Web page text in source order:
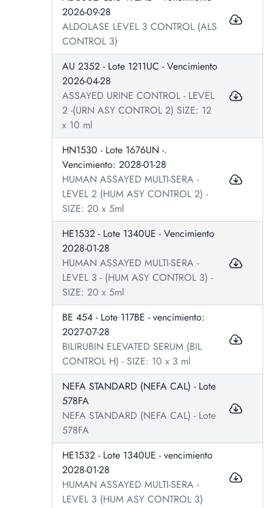
2026-09-28
ALDOLASE LEVEL 3 CONTROL (ALS
CONTROL 3)
AU 2352 - Lote 1211UC - Vencimiento
2026-04-28
ASSAYED URINE CONTROL - LEVEL
2 -(URN ASY CONTROL 2) SIZE: 12
x 10 ml
HN1530 - Lote 1676UN -.
Vencimiento: 2028-01-28
HUMAN ASSAYED MULTI-SERA -
LEVEL 2 (HUM ASY CONTROL 2) -
SIZE: 20 x 5ml
HE1532 - Lote 1340UE - Vencimiento
2028-01-28
HUMAN ASSAYED MULTI-SERA -
LEVEL 3 - (HUM ASY CONTROL 3) -
SIZE: 20 x 5ml
BE 454 - Lote 117BE - vencimiento:
2027-07-28
BILIRUBIN ELEVATED SERUM (BIL
CONTROL H) - SIZE: 10 x 3 ml
NEFA STANDARD (NEFA CAL) - Lote
578FA
NEFA STANDARD (NEFA CAL) - Lote
578FA
HE1532 - Lote 1340UE - vencimiento
2028-01-28
HUMAN ASSAYED MULTI-SERA -
LEVEL 3 (HUM ASY CONTROL 3)